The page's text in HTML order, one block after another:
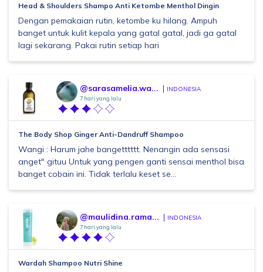
Head & Shoulders Shampo Anti Ketombe Menthol Dingin
Dengan pemakaian rutin, ketombe ku hilang. Ampuh
banget untuk kulit kepala yang gatal gatal, jadi ga gatal
lagi sekarang. Pakai rutin setiap hari
@sarasamelia.wa... INDONESIA
7 hari yang lalu
The Body Shop Ginger Anti-Dandruff Shampoo
Wangi : Harum jahe bangetttttt. Nenangin ada sensasi
anget" gituu Untuk yang pengen ganti sensai menthol bisa
banget cobain ini. Tidak terlalu keset se...
@maulidina.rama... INDONESIA
7 hari yang lalu
Wardah Shampoo Nutri Shine